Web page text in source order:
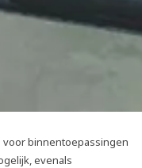
binnentoepassingen
evenals